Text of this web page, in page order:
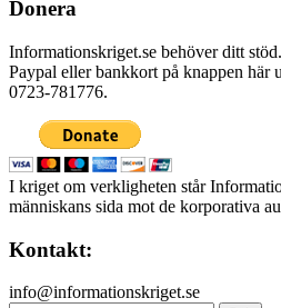
Donera
Informationskriget.se behöver ditt
Paypal eller bankkort på knappen här
0723-781776.
I kriget om verkligheten står
människans sida mot de korporativa
Kontakt:
info@informationskriget.se